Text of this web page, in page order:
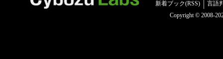
新着ブック(RSS)
言語
Copyright © 2008-